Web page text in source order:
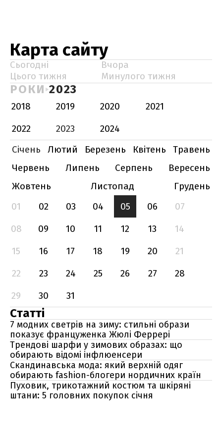
Карта сайту
Сьогодні
Вчора
Цього тижня
Минулого тижня
РОКИ 2023
2018 2019 2020
2021
2022
2023
2024
Січень
Лютий Березень Квітень
Травень
Червень
Липень Серпень
Вересень
Жовтень
Листопад
Грудень
01
02 03 04 05 06
07
08
09 10 11 12 13
14
15
16 17 18 19 20
21
22
23 24 25 26 27
28
29
30 31
Статті
7 модних светрів на зиму: стильні образи
показує француженка Жюлі Феррері
Трендові шарфи у зимових образах: що
обирають відомі інфлюенсери
Скандинавська мода: який верхній одяг
обирають fashion-блогери нордичних країн
Пуховик, трикотажний костюм та шкіряні
штани: 5 головних покупок січня